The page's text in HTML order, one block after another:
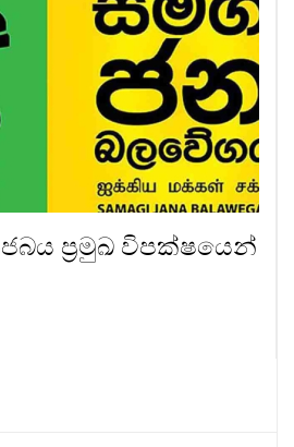
ප්‍රමුඛ විපක්ෂයෙන්